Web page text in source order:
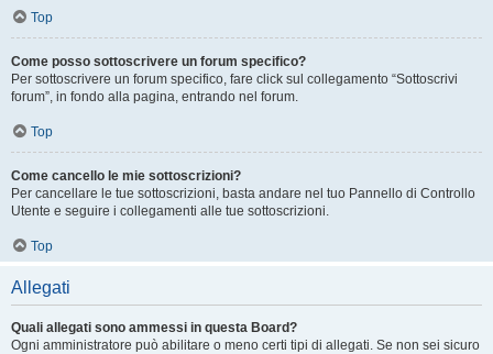
Top
Come posso sottoscrivere un forum specifico?
Per sottoscrivere un forum specifico, fare click sul collegamento “Sottoscrivi
forum”, in fondo alla pagina, entrando nel forum.
Top
Come cancello le mie sottoscrizioni?
Per cancellare le tue sottoscrizioni, basta andare nel tuo Pannello di Controllo
Utente e seguire i collegamenti alle tue sottoscrizioni.
Top
Allegati
Quali allegati sono ammessi in questa Board?
Ogni amministratore può abilitare o meno certi tipi di allegati. Se non sei sicuro